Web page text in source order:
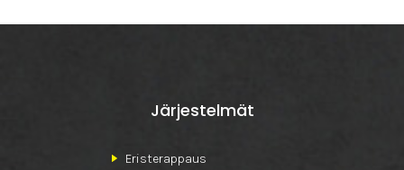
Järjestelmät
Eristerappaus